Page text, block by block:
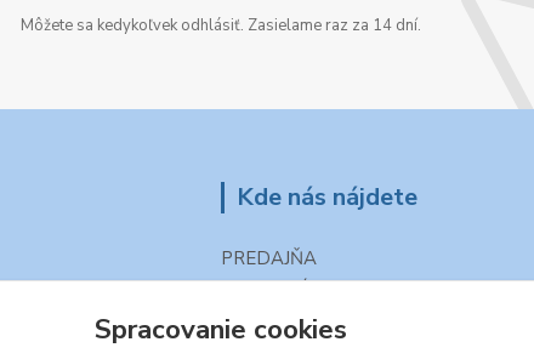
Môžete sa kedykoľvek odhlásiť. Zasielame raz za 14 dní.
Kde nás nájdete
PREDAJŇA
Popradská 27
059 11 POPRAD - HOZELEC
Spracovanie cookies